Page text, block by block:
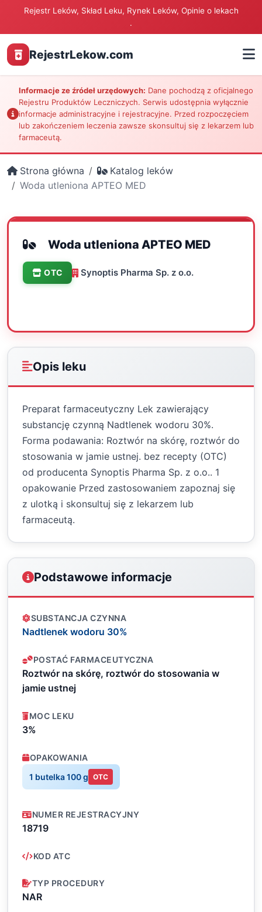
Rejestr Leków, Skład Leku, Rynek Leków, Opinie o lekach
.
RejestrLekow.com
Informacje ze źródeł urzędowych: Dane pochodzą z oficjalnego
Rejestru Produktów Leczniczych. Serwis udostępnia wyłącznie
informacje administracyjne i rejestracyjne. Przed rozpoczęciem
lub zakończeniem leczenia zawsze skonsultuj się z lekarzem lub
farmaceutą.
Strona główna
Katalog leków
Woda utleniona APTEO MED
Woda utleniona APTEO MED
OTC Synoptis Pharma Sp. z o.o.
Opis leku
Preparat farmaceutyczny Lek zawierający
substancję czynną Nadtlenek wodoru 30%.
Forma podawania: Roztwór na skórę, roztwór do
stosowania w jamie ustnej. bez recepty (OTC)
od producenta Synoptis Pharma Sp. z o.o.. 1
opakowanie Przed zastosowaniem zapoznaj się
z ulotką i skonsultuj się z lekarzem lub
farmaceutą.
Podstawowe informacje
SUBSTANCJA CZYNNA
Nadtlenek wodoru 30%
POSTAĆ FARMACEUTYCZNA
Roztwór na skórę, roztwór do stosowania w
jamie ustnej
MOC LEKU
3%
OPAKOWANIA
1 butelka 100 g OTC
NUMER REJESTRACYJNY
18719
KOD ATC
TYP PROCEDURY
NAR